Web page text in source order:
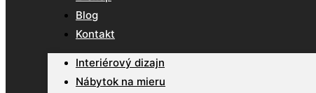
Blog
Kontakt
Interiérový dizajn
Nábytok na mieru